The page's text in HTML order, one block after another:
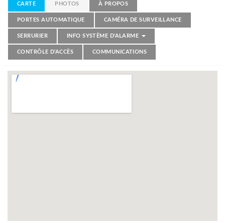
CARTE PHOTOS À PROPOS
PORTES AUTOMATIQUE CAMÉRA DE SURVEILLANCE
SERRURIER INFO SYSTÈME D'ALARME
CONTRÔLE D’ACCÈS COMMUNICATIONS